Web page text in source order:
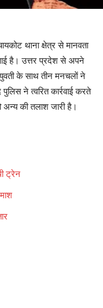
थाना क्षेत्र से मानवता
है। उत्तर प्रदेश से अपने
के साथ तीन मनचलों ने
ने त्वरित कार्रवाई करते
अन्य की तलाश जारी है।
ट्रेन